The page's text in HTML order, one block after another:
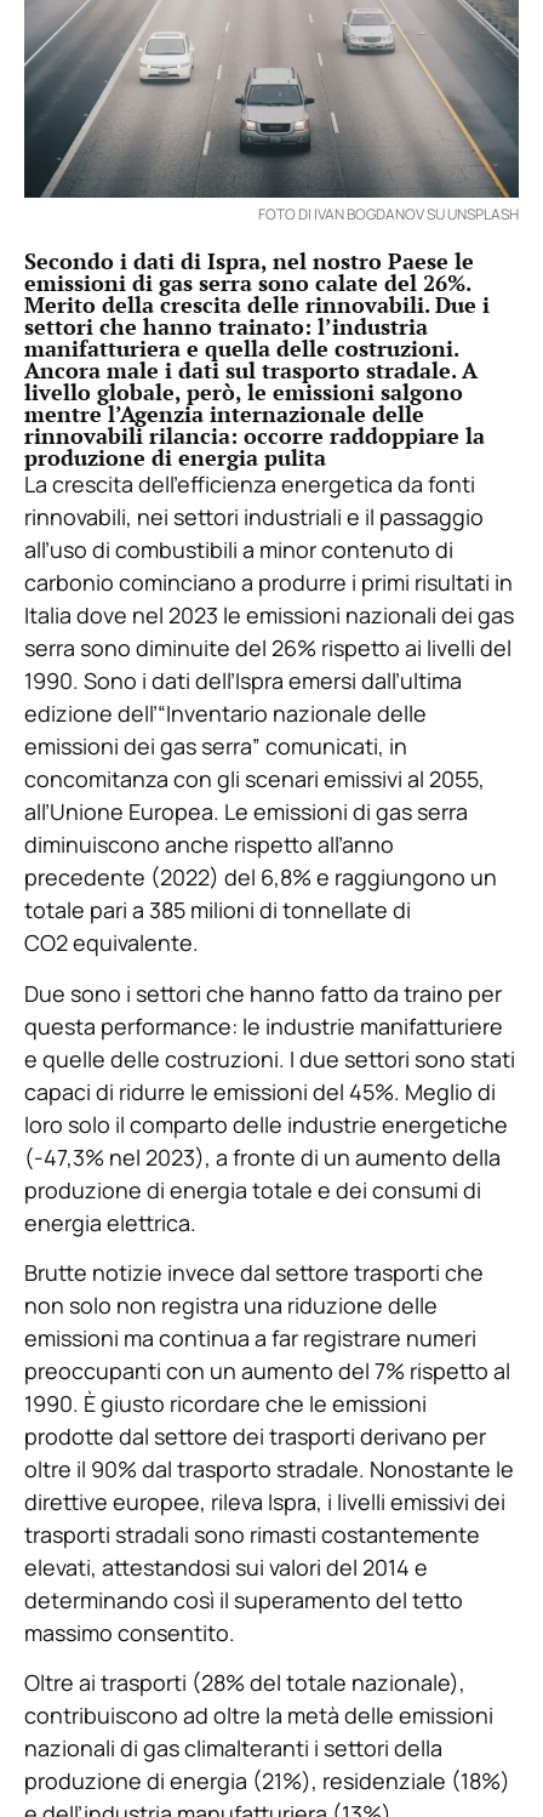
FOTO DI IVAN BOGDANOV SU UNSPLASH
Secondo i dati di Ispra, nel nostro Paese le
emissioni di gas serra sono calate del 26%.
Merito della crescita delle rinnovabili. Due i
settori che hanno trainato: l’industria
manifatturiera e quella delle costruzioni.
Ancora male i dati sul trasporto stradale. A
livello globale, però, le emissioni salgono
mentre l’Agenzia internazionale delle
rinnovabili rilancia: occorre raddoppiare la
produzione di energia pulita
La crescita dell’efficienza energetica da fonti
rinnovabili, nei settori industriali e il passaggio
all’uso di combustibili a minor contenuto di
carbonio cominciano a produrre i primi risultati in
Italia dove nel 2023 le emissioni nazionali dei gas
serra sono diminuite del 26% rispetto ai livelli del
1990. Sono i dati dell’Ispra emersi dall’ultima
edizione dell’“Inventario nazionale delle
emissioni dei gas serra” comunicati, in
concomitanza con gli scenari emissivi al 2055,
all’Unione Europea. Le emissioni di gas serra
diminuiscono anche rispetto all’anno
precedente (2022) del 6,8% e raggiungono un
totale pari a 385 milioni di tonnellate di
CO2 equivalente.
Due sono i settori che hanno fatto da traino per
questa performance: le industrie manifatturiere
e quelle delle costruzioni. I due settori sono stati
capaci di ridurre le emissioni del 45%. Meglio di
loro solo il comparto delle industrie energetiche
(-47,3% nel 2023), a fronte di un aumento della
produzione di energia totale e dei consumi di
energia elettrica.
Brutte notizie invece dal settore trasporti che
non solo non registra una riduzione delle
emissioni ma continua a far registrare numeri
preoccupanti con un aumento del 7% rispetto al
1990. È giusto ricordare che le emissioni
prodotte dal settore dei trasporti derivano per
oltre il 90% dal trasporto stradale. Nonostante le
direttive europee, rileva Ispra, i livelli emissivi dei
trasporti stradali sono rimasti costantemente
elevati, attestandosi sui valori del 2014 e
determinando così il superamento del tetto
massimo consentito.
Oltre ai trasporti (28% del totale nazionale),
contribuiscono ad oltre la metà delle emissioni
nazionali di gas climalteranti i settori della
produzione di energia (21%), residenziale (18%)